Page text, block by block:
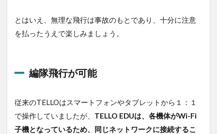
とはいえ、無理な飛行は事故のもとであり、十分に注意
を払ったうえで楽しみましょう。
編隊飛行が可能
従来のTELLOはスマートフォンやタブレットから１：１
で操作していましたが、 TELLO EDUは、各機体がWi-Fi
子機となっているため、同じネットワークに接続するこ